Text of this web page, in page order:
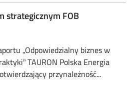
strategicznym FOB
„Odpowiedzialny biznes w
TAURON Polska Energia
przynależność...